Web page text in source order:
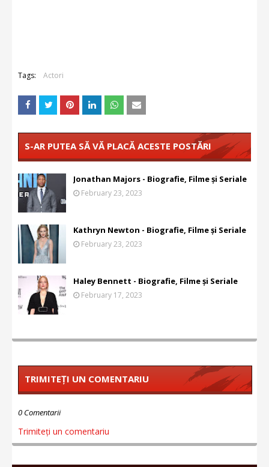
Tags: Actori
S-AR PUTEA SĂ VĂ PLACĂ ACESTE POSTĂRI
Jonathan Majors - Biografie, Filme și Seriale
February 23, 2023
Kathryn Newton - Biografie, Filme și Seriale
February 23, 2023
Haley Bennett - Biografie, Filme și Seriale
February 17, 2023
TRIMITEȚI UN COMENTARIU
0 Comentarii
Trimiteți un comentariu